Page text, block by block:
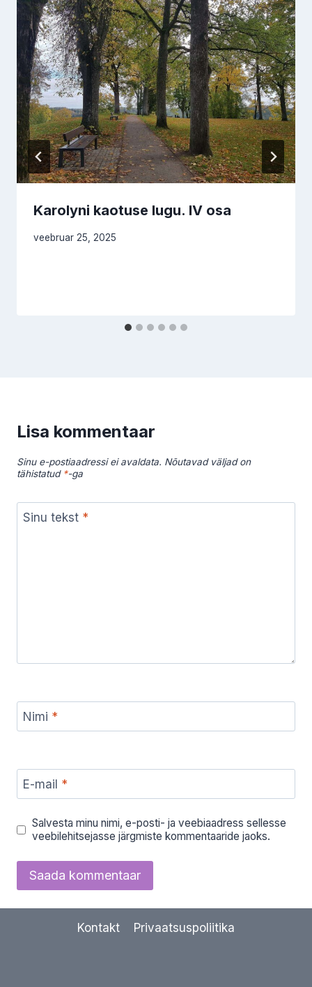
Karolyni kaotuse lugu. IV osa
veebruar 25, 2025
Lisa kommentaar
Sinu e-postiaadressi ei avaldata. Nõutavad väljad on
tähistatud *-ga
Sinu tekst *
Nimi *
E-mail *
Salvesta minu nimi, e-posti- ja veebiaadress sellesse
veebilehitsejasse järgmiste kommentaaride jaoks.
Kontakt Privaatsuspoliitika